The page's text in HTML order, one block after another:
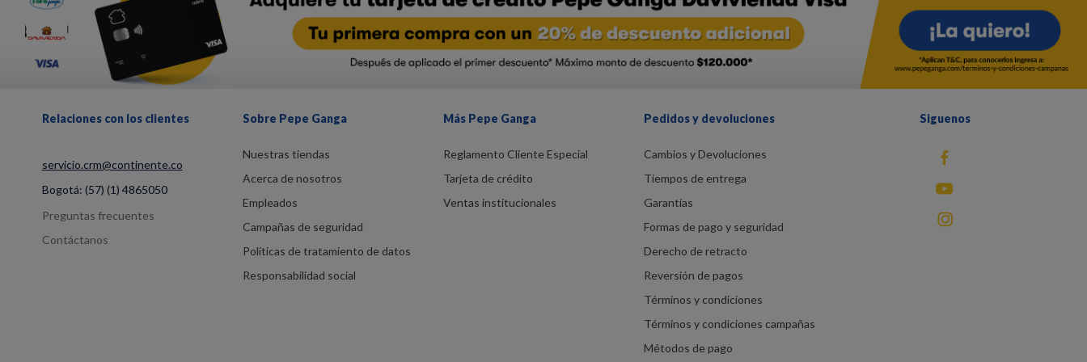
Relaciones con los clientes
servicio.crm@continente.co
Bogotá: (57) (1) 4865050
Preguntas frecuentes
Contáctanos
Sobre Pepe Ganga
Nuestras tiendas
Acerca de nosotros
Empleados
Campañas de seguridad
Políticas de tratamiento de datos
Responsabilidad social
Más Pepe Ganga
Reglamento Cliente Especial
Tarjeta de crédito
Ventas institucionales
Pedidos y devoluciones
Cambios y Devoluciones
Tiempos de entrega
Garantías
Formas de pago y seguridad
Derecho de retracto
Reversión de pagos
Términos y condiciones
Términos y condiciones campañas
Métodos de pago
Siguenos
fb
You Tube
instagram